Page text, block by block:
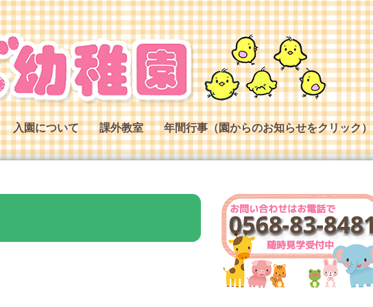
入園について 課外教室
年間行事（園からのお知らせをクリック）